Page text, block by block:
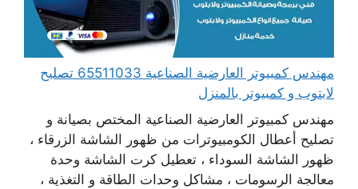
مهندس كمبيوتر العارضية الصناعية 65511033 تصليح
لابتوب و كمبيوتر بالمنزل
مهندس كمبيوتر العارضية الصناعية المختص بصيانة و
تصليح أعطال الكومبيوترات من ظهور الشاشة الزرقاء ،
ظهور الشاشة السوداء ، تعطيل كرت الشاشة وحدة
معالجة الرسومات ، مشاكل وحدات الطاقة و التغذية ،